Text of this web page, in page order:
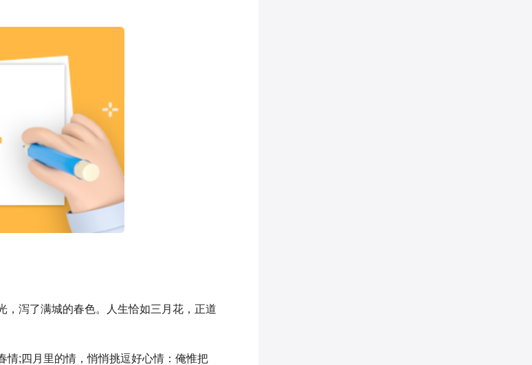
，泻了满城的春色。人生恰如三月花，正道
情;四月里的情，悄悄挑逗好心情：俺惟把